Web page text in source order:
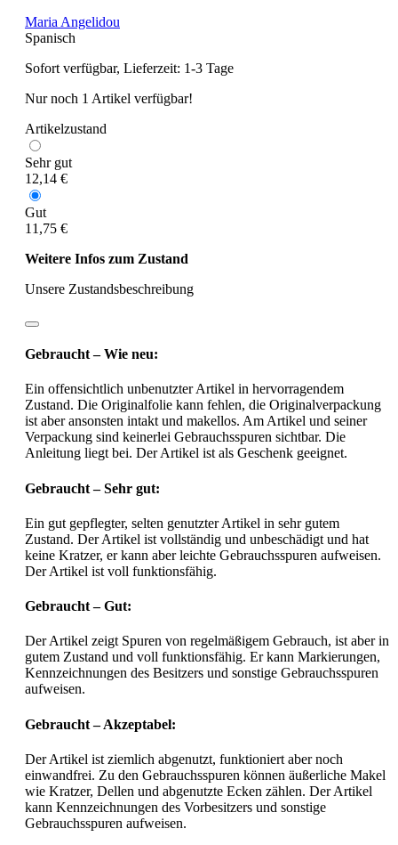
Maria Angelidou
Spanisch
Sofort verfügbar, Lieferzeit: 1-3 Tage
Nur noch 1 Artikel verfügbar!
Artikelzustand
Sehr gut
12,14 €
Gut
11,75 €
Weitere Infos zum Zustand
Unsere Zustandsbeschreibung
Gebraucht – Wie neu:
Ein offensichtlich unbenutzter Artikel in hervorragendem
Zustand. Die Originalfolie kann fehlen, die Originalverpackung
ist aber ansonsten intakt und makellos. Am Artikel und seiner
Verpackung sind keinerlei Gebrauchsspuren sichtbar. Die
Anleitung liegt bei. Der Artikel ist als Geschenk geeignet.
Gebraucht – Sehr gut:
Ein gut gepflegter, selten genutzter Artikel in sehr gutem
Zustand. Der Artikel ist vollständig und unbeschädigt und hat
keine Kratzer, er kann aber leichte Gebrauchsspuren aufweisen.
Der Artikel ist voll funktionsfähig.
Gebraucht – Gut:
Der Artikel zeigt Spuren von regelmäßigem Gebrauch, ist aber in
gutem Zustand und voll funktionsfähig. Er kann Markierungen,
Kennzeichnungen des Besitzers und sonstige Gebrauchsspuren
aufweisen.
Gebraucht – Akzeptabel:
Der Artikel ist ziemlich abgenutzt, funktioniert aber noch
einwandfrei. Zu den Gebrauchsspuren können äußerliche Makel
wie Kratzer, Dellen und abgenutzte Ecken zählen. Der Artikel
kann Kennzeichnungen des Vorbesitzers und sonstige
Gebrauchsspuren aufweisen.